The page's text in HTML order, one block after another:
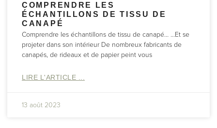
COMPRENDRE LES
ÉCHANTILLONS DE TISSU DE
CANAPÉ
Comprendre les échantillons de tissu de canapé… …Et se
projeter dans son intérieur De nombreux fabricants de
canapés, de rideaux et de papier peint vous
LIRE L'ARTICLE ...
13 août 2023